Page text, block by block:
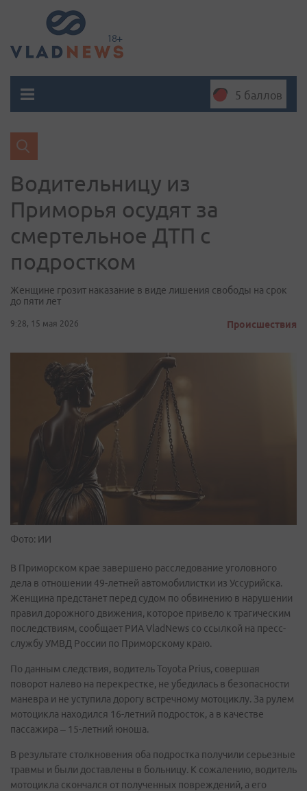
5 баллов
Водительницу из
Приморья осудят за
смертельное ДТП с
подростком
Женщине грозит наказание в виде лишения свободы на срок
до пяти лет
9:28, 15 мая 2026 Происшествия
Фото: ИИ
В Приморском крае завершено расследование уголовного
дела в отношении 49-летней автомобилистки из Уссурийска.
Женщина предстанет перед судом по обвинению в нарушении
правил дорожного движения, которое привело к трагическим
последствиям, сообщает РИА VladNews со ссылкой на пресс-
службу УМВД России по Приморскому краю.
По данным следствия, водитель Toyota Prius, совершая
поворот налево на перекрестке, не убедилась в безопасности
маневра и не уступила дорогу встречному мотоциклу. За рулем
мотоцикла находился 16-летний подросток, а в качестве
пассажира – 15-летний юноша.
В результате столкновения оба подростка получили серьезные
травмы и были доставлены в больницу. К сожалению, водитель
мотоцикла скончался от полученных повреждений, а его